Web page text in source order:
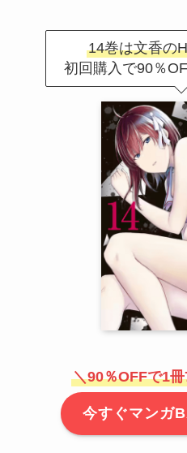
14巻は文香の
初回購入で90％
＼90％OFFで1
今すぐマンガ